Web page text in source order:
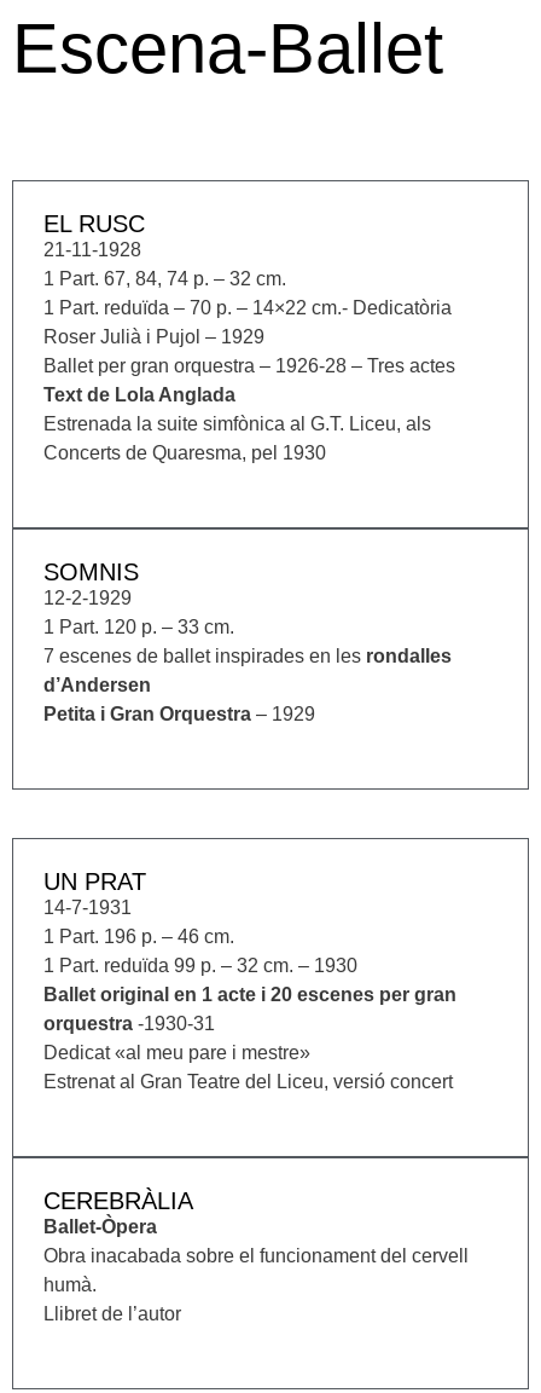
Escena-Ballet
EL RUSC
21-11-1928
1 Part. 67, 84, 74 p. – 32 cm.
1 Part. reduïda – 70 p. – 14×22 cm.- Dedicatòria
Roser Julià i Pujol – 1929
Ballet per gran orquestra – 1926-28 – Tres actes
Text de Lola Anglada
Estrenada la suite simfònica al G.T. Liceu, als
Concerts de Quaresma, pel 1930
SOMNIS
12-2-1929
1 Part. 120 p. – 33 cm.
7 escenes de ballet inspirades en les rondalles
d’Andersen
Petita i Gran Orquestra – 1929
UN PRAT
14-7-1931
1 Part. 196 p. – 46 cm.
1 Part. reduïda 99 p. – 32 cm. – 1930
Ballet original en 1 acte i 20 escenes per gran
orquestra -1930-31
Dedicat «al meu pare i mestre»
Estrenat al Gran Teatre del Liceu, versió concert
CEREBRÀLIA
Ballet-Òpera
Obra inacabada sobre el funcionament del cervell
humà.
Llibret de l’autor